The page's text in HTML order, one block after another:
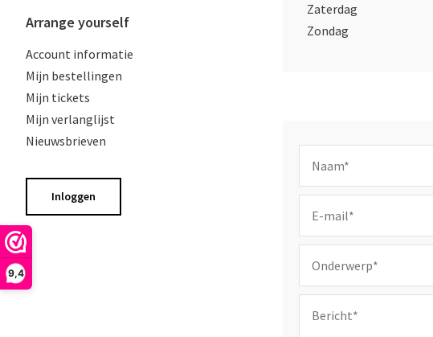
9,4
Arrange yourself
Account informatie
Mijn bestellingen
Mijn tickets
Mijn verlanglijst
Nieuwsbrieven
Inloggen
Zaterdag
Zondag